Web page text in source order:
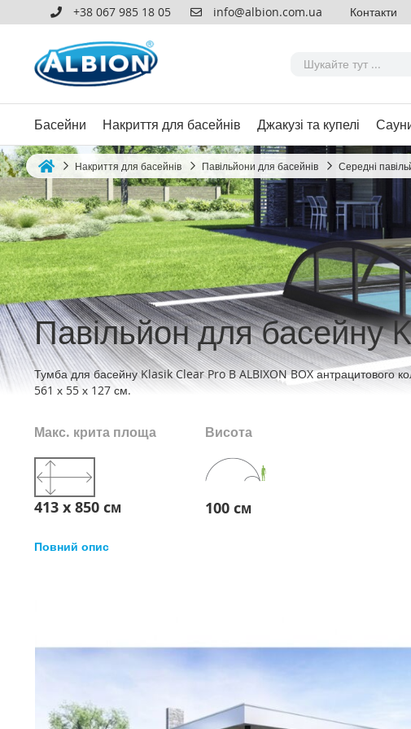
+38 067 985 18 05 info@albion.com.ua Контакти
Басейни Накриття для басейнів Джакузі та купелі
Накриття для басейнів Павільйони для басейнів Середні
Павільйон для басейну
Тумба для басейну Klasik Clear Pro B ALBIXON BOX антрацитового
561 х 55 х 127 см.
Макс. крита площа
413 x 850 cм
Висота
100 cм
Повний опис